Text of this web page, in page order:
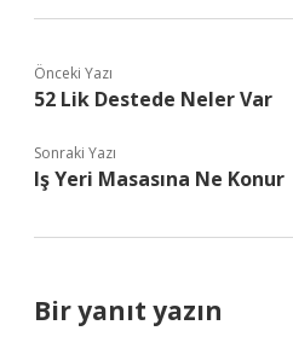
Önceki Yazı
52 Lik Destede Neler Var
Sonraki Yazı
Iş Yeri Masasına Ne Konur
Bir yanıt yazın